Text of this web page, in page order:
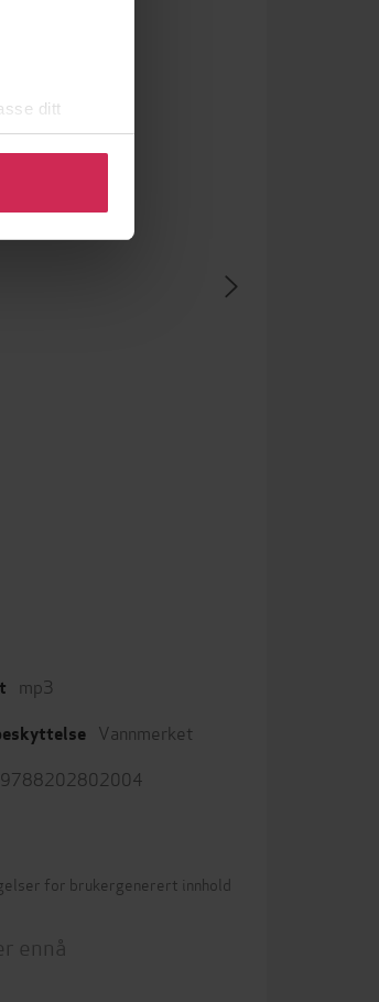
ditt
samtykke.
mp3
Vannmerket
9788202802004
for brukergenerert innhold
ennå